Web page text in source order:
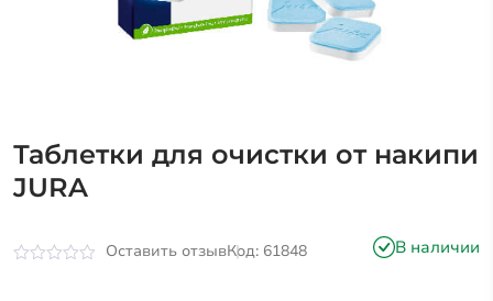
Таблетки для очистки от накипи
JURA
Оставить отзывКод: 61848 В наличии